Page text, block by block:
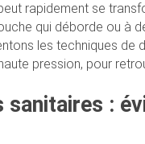
rapidement se
qui déborde ou à
les techniques de
pression, pour
sanitaires :